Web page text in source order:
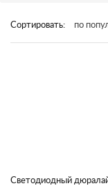
Сортировать: по
Светодиодный